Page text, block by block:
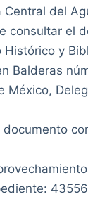
Central del
consultar el
Histórico y
Balderas
México,
documento